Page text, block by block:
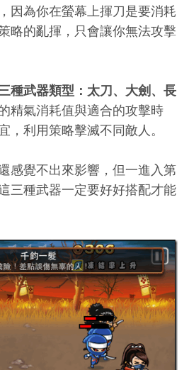
，因為你在螢幕上揮刀是要消耗
略的亂揮，只會讓你無法攻擊
種武器類型：太刀、大劍、長
精氣消耗值與適合的攻擊時
，利用策略擊滅不同敵人。
感覺不出來影響，但一進入第
三種武器一定要好好搭配才能